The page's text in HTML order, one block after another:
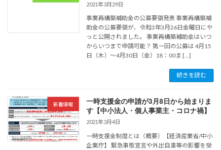
2021年3月29日
事業再構築補助金の公募要領発表 事業再構築補
助金の公募要領が、令和3年3月26日金曜日にや
っと公開されました。 事業再構築補助金はいつ
からいつまで申請可能？ 第一回の公募は 4月15
日（木）～4月30日（金）18：00ま […]
続きを読む
新着情報
一時支援金の申請が3月8日から始まりま
す【中小法人・個人事業主・コロナ禍】
2021年3月4日
一時支援金制度とは（概要）【経済産業省/中小
企業庁】 緊急事態宣言や外出自粛等の影響を受